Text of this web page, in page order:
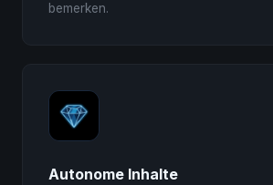
bemerken.
Autonome Inhalte